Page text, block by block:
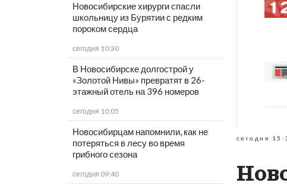
Новосибирские хирурги спасли
школьницу из Бурятии с редким
пороком сердца
сегодня 10:30
В Новосибирске долгострой у
«Золотой Нивы» превратят в 26-
этажный отель на 396 номеров
сегодня 10:05
Новосибирцам напомнили, как не
потеряться в лесу во время
грибного сезона
сегодня 09:40
сегодня